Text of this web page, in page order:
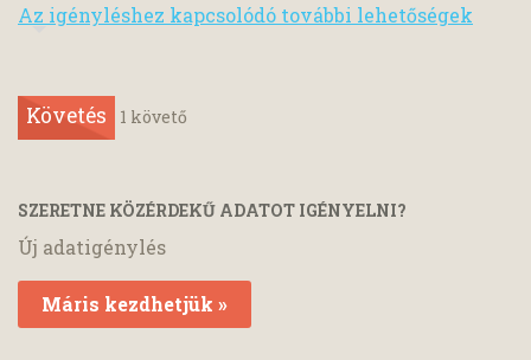
Az igényléshez kapcsolódó további lehetőségek
Követés 1 követő
SZERETNE KÖZÉRDEKŰ ADATOT IGÉNYELNI?
Új adatigénylés
Máris kezdhetjük »